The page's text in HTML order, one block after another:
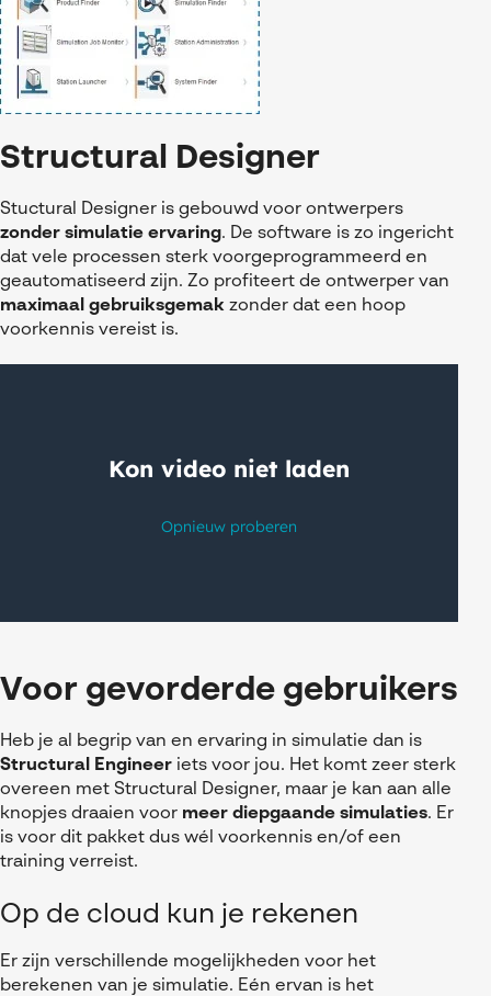
Structural Designer
Stuctural Designer is gebouwd voor ontwerpers
zonder simulatie ervaring. De software is zo ingericht
dat vele processen sterk voorgeprogrammeerd en
geautomatiseerd zijn. Zo profiteert de ontwerper van
maximaal gebruiksgemak zonder dat een hoop
voorkennis vereist is.
Voor gevorderde gebruikers
Heb je al begrip van en ervaring in simulatie dan is
Structural Engineer iets voor jou. Het komt zeer sterk
overeen met Structural Designer, maar je kan aan alle
knopjes draaien voor meer diepgaande simulaties. Er
is voor dit pakket dus wél voorkennis en/of een
training verreist.
Op de cloud kun je rekenen
Er zijn verschillende mogelijkheden voor het
berekenen van je simulatie. Eén ervan is het